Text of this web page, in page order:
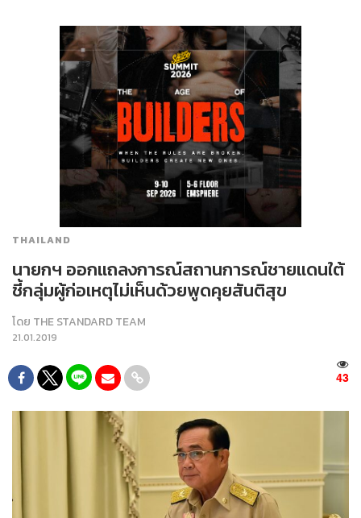
THAILAND
นายกฯ ออกแถลงการณ์สถานการณ์ชายแดนใต้
ชี้กลุ่มผู้ก่อเหตุไม่เห็นด้วยพูดคุยสันติสุข
โดย THE STANDARD TEAM
21.01.2019
43